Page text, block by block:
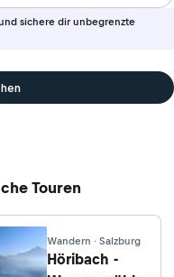
sichere dir unbegrenzte
Touren
Wandern · Salzburg
Höribach -